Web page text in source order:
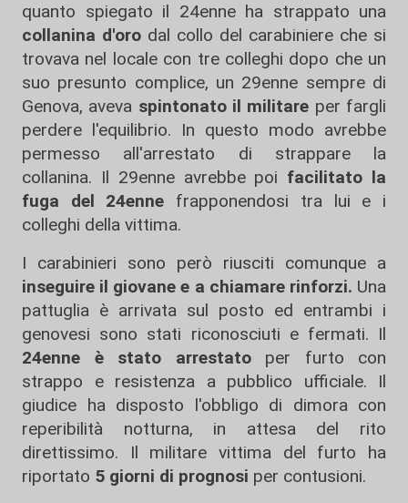
quanto spiegato il 24enne ha strappato una
collanina d'oro dal collo del carabiniere che si
trovava nel locale con tre colleghi dopo che un
suo presunto complice, un 29enne sempre di
Genova, aveva spintonato il militare per fargli
perdere l'equilibrio. In questo modo avrebbe
permesso all'arrestato di strappare la
collanina. Il 29enne avrebbe poi facilitato la
fuga del 24enne frapponendosi tra lui e i
colleghi della vittima.
I carabinieri sono però riusciti comunque a
inseguire il giovane e a chiamare rinforzi. Una
pattuglia è arrivata sul posto ed entrambi i
genovesi sono stati riconosciuti e fermati. Il
24enne è stato arrestatoper furto con
strappo e resistenza a pubblico ufficiale. Il
giudice ha disposto l'obbligo di dimora con
reperibilità notturna, in attesa del rito
direttissimo. Il militare vittima del furto ha
riportato 5 giorni di prognosi per contusioni.